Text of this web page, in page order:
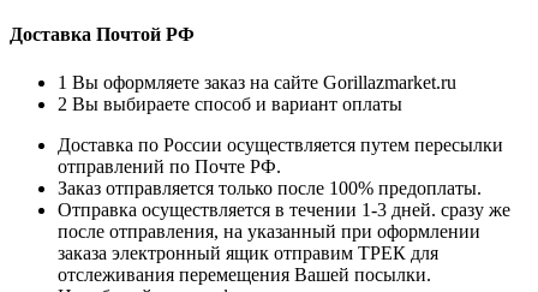
Доставка Почтой РФ
1 Вы оформляете заказ на сайте Gorillazmarket.ru
2 Вы выбираете способ и вариант оплаты
Доставка по России осуществляется путем пересылки
отправлений по Почте РФ.
Заказ отправляется только после 100% предоплаты.
Отправка осуществляется в течении 1-3 дней. сразу же
после отправления, на указанный при оформлении
заказа электронный ящик отправим ТРЕК для
отслеживания перемещения Вашей посылки.